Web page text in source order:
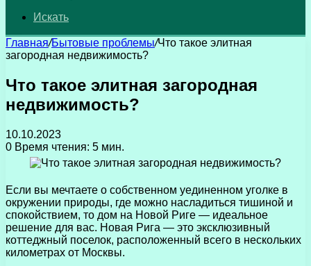
Искать
Главная/Бытовые проблемы/Что такое элитная
загородная недвижимость?
Что такое элитная загородная
недвижимость?
10.10.2023
0 Время чтения: 5 мин.
Если вы мечтаете о собственном уединенном уголке в
окружении природы, где можно насладиться тишиной и
спокойствием, то дом на Новой Риге — идеальное
решение для вас. Новая Рига — это эксклюзивный
коттеджный поселок, расположенный всего в нескольких
километрах от Москвы.